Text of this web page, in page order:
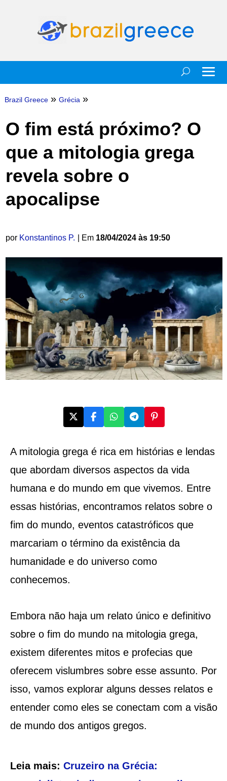
Brazil Greece » Grécia »
O fim está próximo? O
que a mitologia grega
revela sobre o
apocalipse
por Konstantinos P. | Em 18/04/2024 às 19:50
A mitologia grega é rica em histórias e lendas
que abordam diversos aspectos da vida
humana e do mundo em que vivemos. Entre
essas histórias, encontramos relatos sobre o
fim do mundo, eventos catastróficos que
marcariam o término da existência da
humanidade e do universo como
conhecemos.
Embora não haja um relato único e definitivo
sobre o fim do mundo na mitologia grega,
existem diferentes mitos e profecias que
oferecem vislumbres sobre esse assunto. Por
isso, vamos explorar alguns desses relatos e
entender como eles se conectam com a visão
de mundo dos antigos gregos.
Leia mais: Cruzeiro na Grécia: